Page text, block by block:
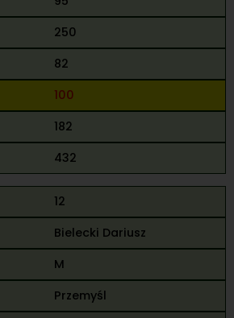
250
82
100
182
432
12
Bielecki Dariusz
M
Przemyśl